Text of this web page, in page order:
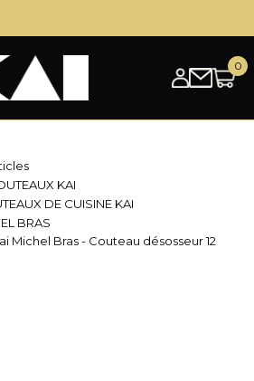
KAI
DE CUISINE KAI
BRAS
Michel Bras - Couteau désosseur 12